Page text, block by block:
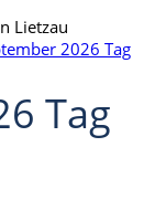
2026 Tag
Tag